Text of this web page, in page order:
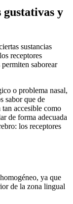
gustativas y
sustancias
receptores
saborear
o problema nasal,
sabor que de
tan accesible como
de forma adecuada
: los receptores
homogéneo, ya que
de la zona lingual